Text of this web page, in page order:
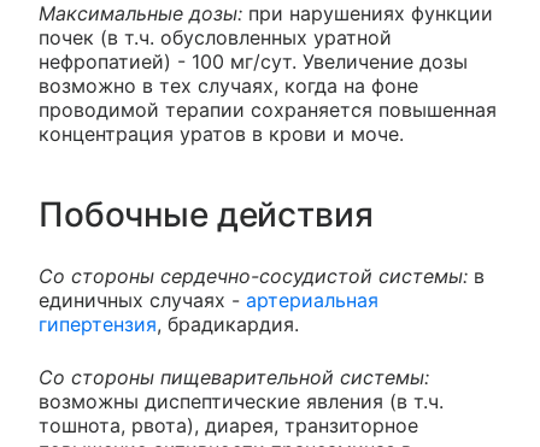
Максимальные дозы: при нарушениях функции
почек (в т.ч. обусловленных уратной
нефропатией) - 100 мг/сут. Увеличение дозы
возможно в тех случаях, когда на фоне
проводимой терапии сохраняется повышенная
концентрация уратов в крови и моче.
Побочные действия
Со стороны сердечно-сосудистой системы: в
единичных случаях - артериальная
гипертензия, брадикардия.
Со стороны пищеварительной системы:
возможны диспептические явления (в т.ч.
тошнота, рвота), диарея, транзиторное